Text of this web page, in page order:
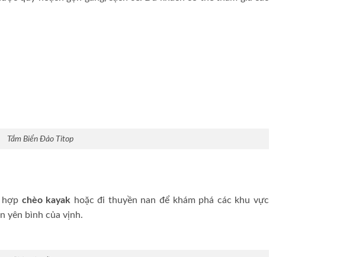
Tắm Biển Đảo Titop
hợp chèo kayak hoặc đi thuyền nan để khám phá các khu vực
yên bình của vịnh.